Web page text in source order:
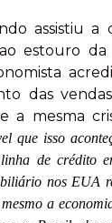
assistiu a
estouro
das
a mesma
que isso
de crédito
nos EUA
a